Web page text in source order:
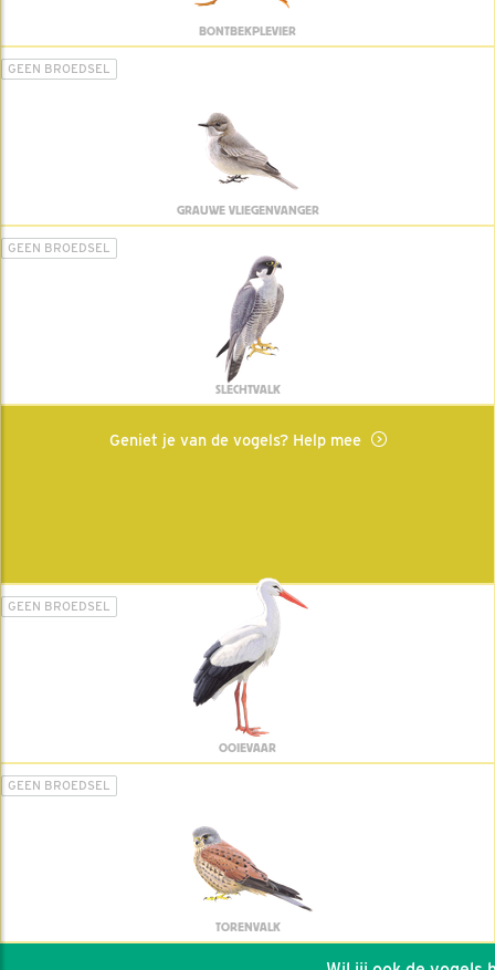
BONTBEKPLEVIER
GEEN BROEDSEL
GRAUWE VLIEGENVANGER
GEEN BROEDSEL
SLECHTVALK
Geniet je van de vogels? Help mee
GEEN BROEDSEL
OOIEVAAR
GEEN BROEDSEL
TORENVALK